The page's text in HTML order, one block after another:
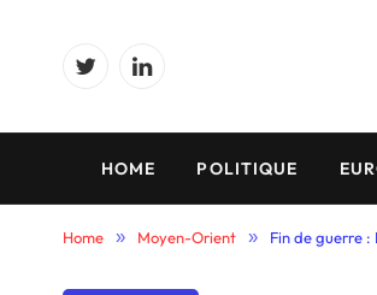
TwitterLinkedIn
HOME POLITIQUE
Home » Moyen-Orient » Fin de guerre :